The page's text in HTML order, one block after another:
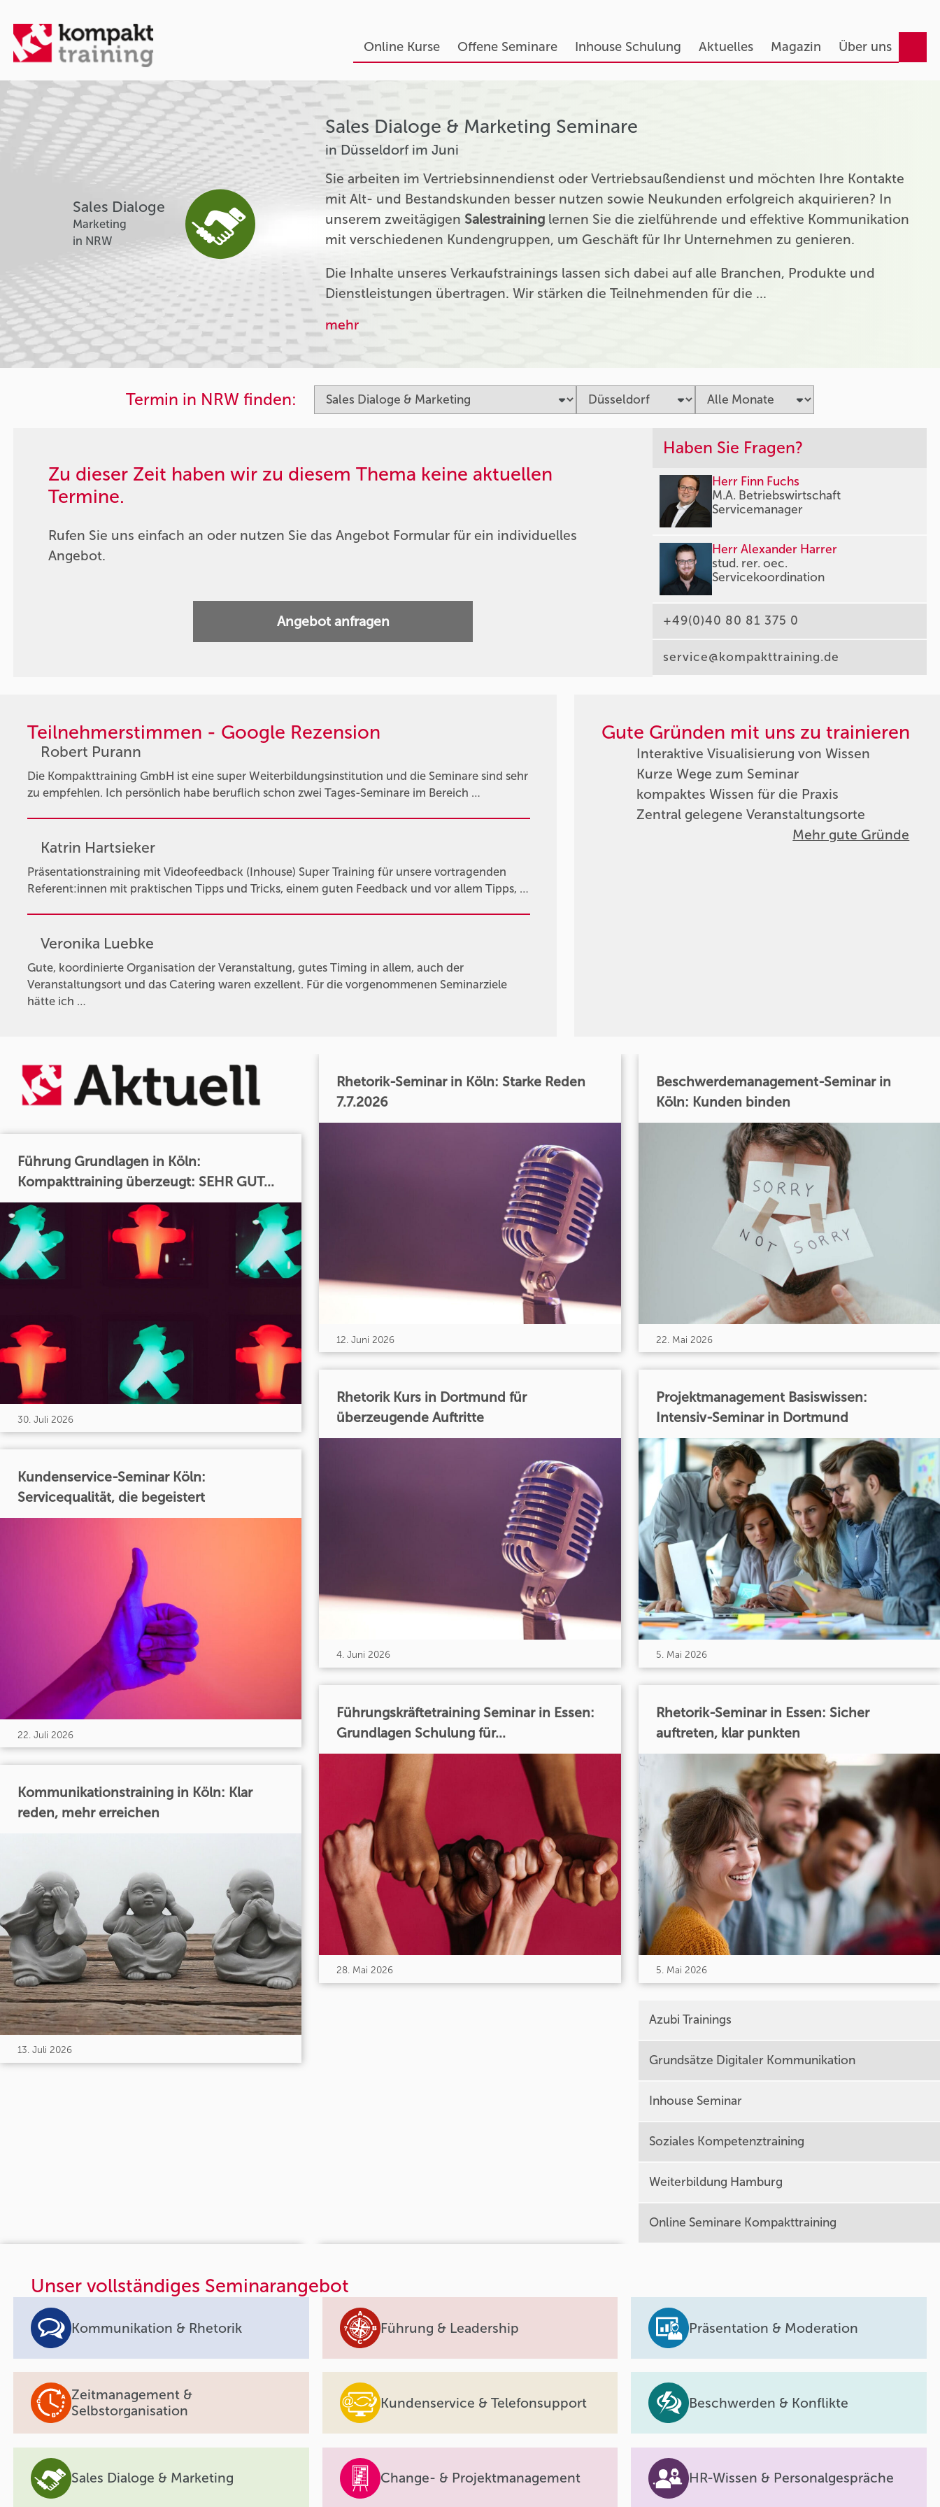
Online Kurse Offene Seminare Inhouse Schulung Aktuelles Magazin Über uns
Sales Dialoge
Marketing
in NRW
Sales Dialoge & Marketing Seminare
in Düsseldorf im Juni
Sie arbeiten im Vertriebsinnendienst oder Vertriebsaußendienst und möchten Ihre Kontakte
mit Alt- und Bestandskunden besser nutzen sowie Neukunden erfolgreich akquirieren? In
unserem zweitägigenSalestraining lernen Sie die zielführende und effektive Kommunikation
mit verschiedenen Kundengruppen, um Geschäft für Ihr Unternehmen zu genieren.
Die Inhalte unseres Verkaufstrainings lassen sich dabei auf alle Branchen, Produkte und
Dienstleistungen übertragen. Wir stärken die Teilnehmenden für die …
mehr
Termin in NRW finden:
Zu dieser Zeit haben wir zu diesem Thema keine aktuellen
Termine.
Rufen Sie uns einfach an oder nutzen Sie das Angebot Formular für ein individuelles
Angebot.
Angebot anfragen
Haben Sie Fragen?
Herr Finn Fuchs
M.A. Betriebswirtschaft
Servicemanager
Herr Alexander Harrer
stud. rer. oec.
Servicekoordination
+49(0)40 80 81 375 0
service@kompakttraining.de
Teilnehmerstimmen - Google Rezension
Robert Purann
Die Kompakttraining GmbH ist eine super Weiterbildungsinstitution und die Seminare sind sehr
zu empfehlen. Ich persönlich habe beruflich schon zwei Tages-Seminare im Bereich …
Katrin Hartsieker
Präsentationstraining mit Videofeedback (Inhouse) Super Training für unsere vortragenden
Referent:innen mit praktischen Tipps und Tricks, einem guten Feedback und vor allem Tipps, …
Veronika Luebke
Gute, koordinierte Organisation der Veranstaltung, gutes Timing in allem, auch der
Veranstaltungsort und das Catering waren exzellent. Für die vorgenommenen Seminarziele
hätte ich …
Gute Gründen mit uns zu trainieren
Interaktive Visualisierung von Wissen
Kurze Wege zum Seminar
kompaktes Wissen für die Praxis
Zentral gelegene Veranstaltungsorte
Mehr gute Gründe
Führung Grundlagen in Köln:
Kompakttraining überzeugt: SEHR GUT...
30. Juli 2026
Kundenservice-Seminar Köln:
Servicequalität, die begeistert
22. Juli 2026
Kommunikationstraining in Köln: Klar
reden, mehr erreichen
13. Juli 2026
Rhetorik-Seminar in Köln: Starke Reden
7.7.2026
12. Juni 2026
Rhetorik Kurs in Dortmund für
überzeugende Auftritte
4. Juni 2026
Führungskräftetraining Seminar in Essen:
Grundlagen Schulung für...
28. Mai 2026
Beschwerdemanagement-Seminar in
Köln: Kunden binden
22. Mai 2026
Projektmanagement Basiswissen:
Intensiv-Seminar in Dortmund
5. Mai 2026
Rhetorik-Seminar in Essen: Sicher
auftreten, klar punkten
5. Mai 2026
Azubi Trainings
Grundsätze Digitaler Kommunikation
Inhouse Seminar
Soziales Kompetenztraining
Weiterbildung Hamburg
Online Seminare Kompakttraining
Unser vollständiges Seminarangebot
Kommunikation & Rhetorik Führung & Leadership Präsentation & Moderation
Zeitmanagement &
Selbstorganisation
Kundenservice & Telefonsupport Beschwerden & Konflikte
Sales Dialoge & Marketing Change- & Projektmanagement HR-Wissen & Personalgespräche